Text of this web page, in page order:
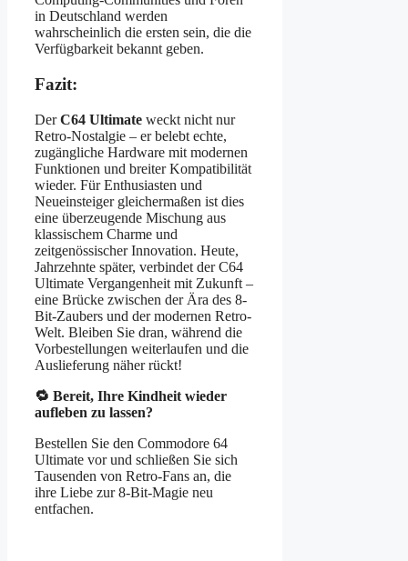
in Deutschland werden
wahrscheinlich die ersten sein, die die
Verfügbarkeit bekannt geben.
Fazit:
DerC64 Ultimate weckt nicht nur
Retro-Nostalgie – er belebt echte,
zugängliche Hardware mit modernen
Funktionen und breiter Kompatibilität
wieder. Für Enthusiasten und
Neueinsteiger gleichermaßen ist dies
eine überzeugende Mischung aus
klassischem Charme und
zeitgenössischer Innovation. Heute,
Jahrzehnte später, verbindet der C64
Ultimate Vergangenheit mit Zukunft –
eine Brücke zwischen der Ära des 8-
Bit-Zaubers und der modernen Retro-
Welt. Bleiben Sie dran, während die
Vorbestellungen weiterlaufen und die
Auslieferung näher rückt!
🔁 Bereit, Ihre Kindheit wieder
aufleben zu lassen?
Bestellen Sie den Commodore 64
Ultimate vor und schließen Sie sich
Tausenden von Retro-Fans an, die
ihre Liebe zur 8-Bit-Magie neu
entfachen.